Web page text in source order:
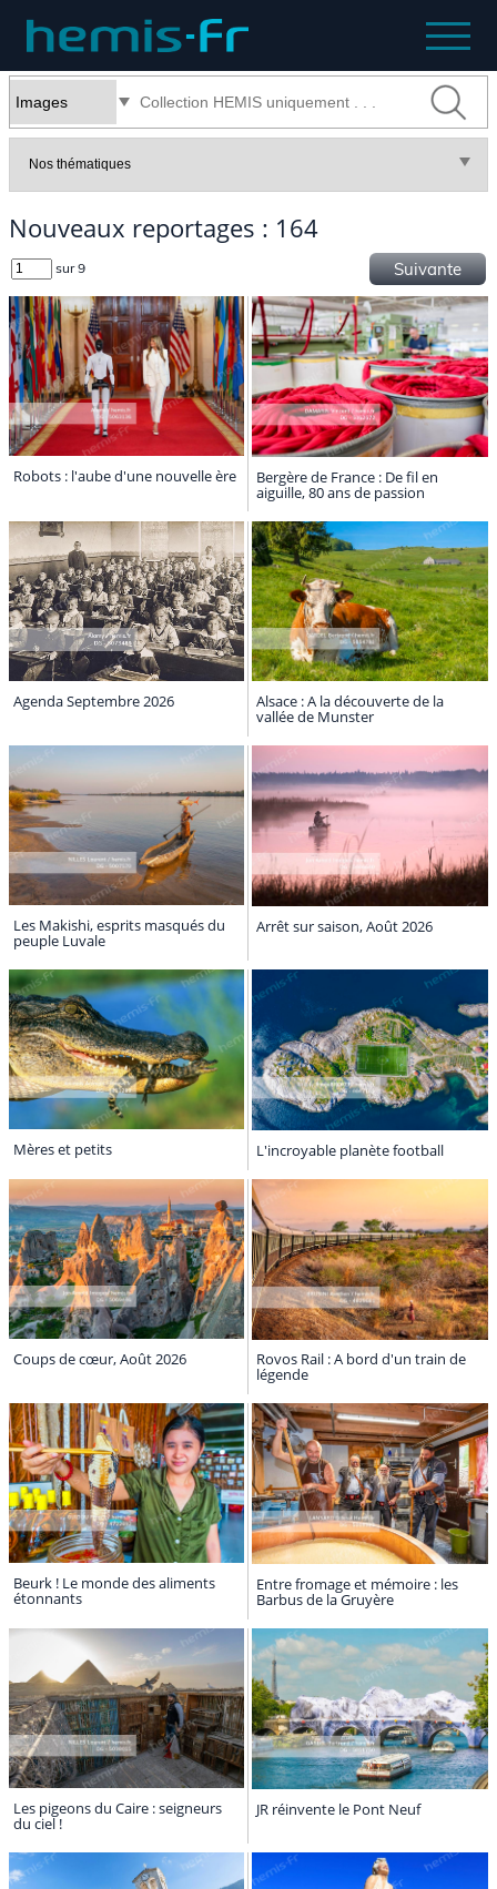
Nouveaux reportages : 164
sur 9 Suivante
Robots : l'aube d'une nouvelle ère Bergère de France : De fil en
aiguille, 80 ans de passion
Agenda Septembre 2026 Alsace : A la découverte de la
vallée de Munster
Les Makishi, esprits masqués du
peuple Luvale
Arrêt sur saison, Août 2026
Mères et petits L'incroyable planète football
Coups de cœur, Août 2026 Rovos Rail : A bord d'un train de
légende
Beurk ! Le monde des aliments
étonnants
Entre fromage et mémoire : les
Barbus de la Gruyère
Les pigeons du Caire : seigneurs
du ciel !
JR réinvente le Pont Neuf